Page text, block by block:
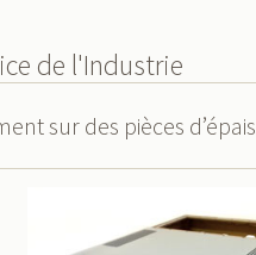
de l'Industrie
sur des pièces